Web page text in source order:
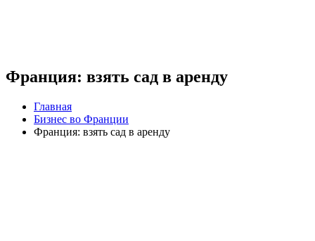
Франция: взять сад в аренду
Главная
Бизнес во Франции
Франция: взять сад в аренду